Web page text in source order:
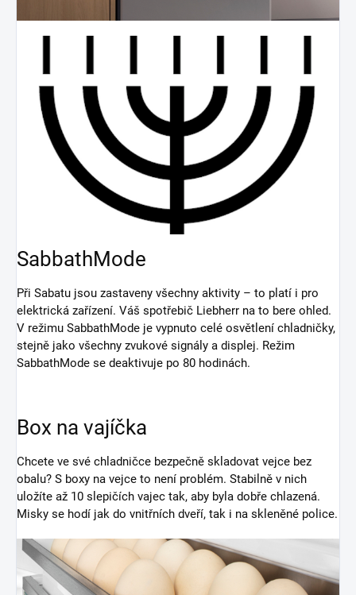
SabbathMode
Při Sabatu jsou zastaveny všechny aktivity – to platí i pro
elektrická zařízení. Váš spotřebič Liebherr na to bere ohled.
V režimu SabbathMode je vypnuto celé osvětlení chladničky,
stejně jako všechny zvukové signály a displej. Režim
SabbathMode se deaktivuje po 80 hodinách.
Box na vajíčka
Chcete ve své chladničce bezpečně skladovat vejce bez
obalu? S boxy na vejce to není problém. Stabilně v nich
uložíte až 10 slepičích vajec tak, aby byla dobře chlazená.
Misky se hodí jak do vnitřních dveří, tak i na skleněné police.